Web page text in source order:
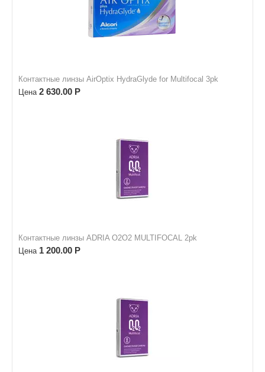
Контактные линзы AirOptix HydraGlyde for Multifocal 3pk
Цена 2 630.00 Р
Контактные линзы ADRIA O2O2 MULTIFOCAL 2pk
Цена 1 200.00 Р